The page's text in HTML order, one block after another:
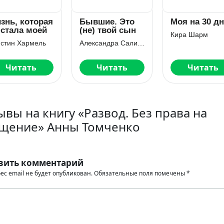
которая
моей
Хармель
Читать
Бывшие. Это
(не) твой сын
Читать
Моя на 30
Кира Шарм
Читать
на книгу «Развод. Без права на
Анны Томченко
комментарий
email не будет опубликован.Обязательные поля помечены*